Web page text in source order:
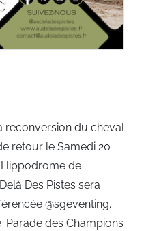
reconversion du cheval
retour le Samedi 20
de
Des Pistes sera
@sgeventing.
des Champions